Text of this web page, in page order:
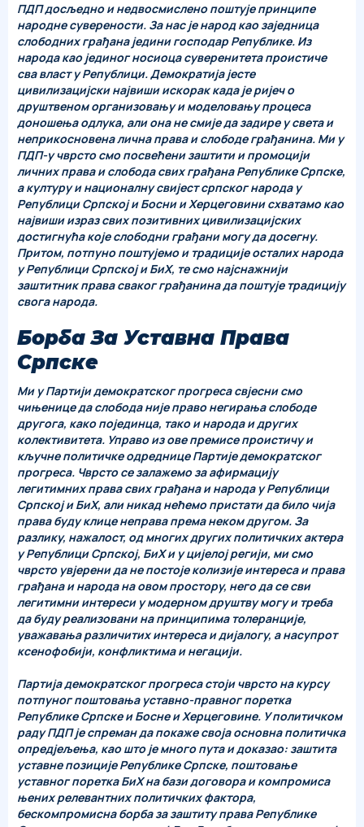
ПДП досљедно и недвосмислено поштује принципе
народне суверености. За нас је народ као заједница
слободних грађана једини господар Републике. Из
народа као јединог носиоца суверенитета проистиче
сва власт у Републици. Демократија јесте
цивилизацијски највиши искорак када је ријеч о
друштвеном организовању и моделовању процеса
доношења одлука, али она не смије да задире у света и
неприкосновена лична права и слободе грађанина. Ми у
ПДП-у чврсто смо посвећени заштити и промоцији
личних права и слобода свих грађана Републике Српске,
а културу и националну свијест српског народа у
Републици Српској и Босни и Херцеговини схватамо као
највиши израз свих позитивних цивилизацијских
достигнућа које слободни грађани могу да досегну.
Притом, потпуно поштујемо и традиције осталих народа
у Републици Српској и БиХ, те смо најснажнији
заштитник права сваког грађанина да поштује традицију
свога народа.
Борба За Уставна Права
Српске
Ми у Партији демократског прогреса свјесни смо
чињенице да слобода није право негирања слободе
другога, како појединца, тако и народа и других
колективитета. Управо из ове премисе проистичу и
кључне политичке одреднице Партије демократског
прогреса. Чврсто се залажемо за афирмацију
легитимних права свих грађана и народа у Републици
Српској и БиХ, али никад нећемо пристати да било чија
права буду клице неправа према неком другом. За
разлику, нажалост, од многих других политичких актера
у Републици Српској, БиХ и у цијелој регији, ми смо
чврсто увјерени да не постоје колизије интереса и права
грађана и народа на овом простору, него да се сви
легитимни интереси у модерном друштву могу и треба
да буду реализовани на принципима толеранције,
уважавања различитих интереса и дијалогу, а насупрот
ксенофобији, конфликтима и негацији.
Партија демократског прогреса стоји чврсто на курсу
потпуног поштовања уставно-правног поретка
Републике Српске и Босне и Херцеговине. У политичком
раду ПДП је спреман да покаже своја основна политичка
опредјељења, као што је много пута и доказао: заштита
уставне позиције Републике Српске, поштовање
уставног поретка БиХ на бази договора и компромиса
њених релевантних политичких фактора,
бескомпромисна борба за заштиту права Републике